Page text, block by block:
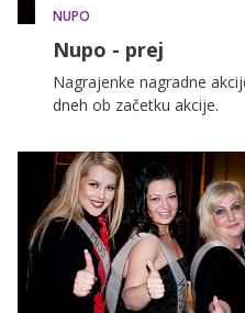
NUPO
Nupo - prej
Nagrajenke nagradne
dneh ob začetku akcije.